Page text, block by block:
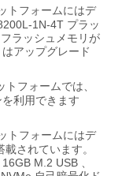
トフォームにはデ
1N-4T プラッ
フラッシュメモリが
アップグレード
トフォームでは、
利用できます
トフォームにはデ
されています。
16GB M.2 USB 、